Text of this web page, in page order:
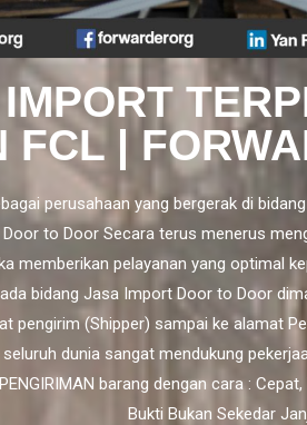
FCL |
perusahaan yang bergerak di
to Door Secara terus menerus
memberikan pelayanan yang optimal
bidang Jasa Import Door to Door
pengirim (Shipper) sampai ke alamat
dunia sangat mendukung
barang dengan cara :
Bukti Bukan Sekedar